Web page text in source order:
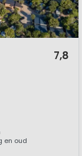
7,8
en oud